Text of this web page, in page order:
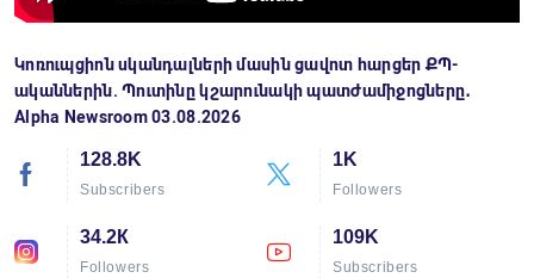
Կոռուպցիոն սկանդալների մասին ցավոտ հարցեր ՔՊ-
ականներին. Պուտինը կշարունակի պատժամիջոցները․
Alpha Newsroom 03.08.2026
128.8K
Subscribers
1K
Followers
34.2К
Followers
109K
Subscribers